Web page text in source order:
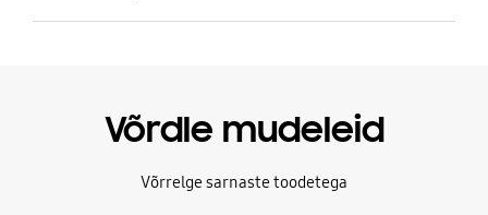
Võrdle mudeleid
Võrrelge sarnaste toodetega